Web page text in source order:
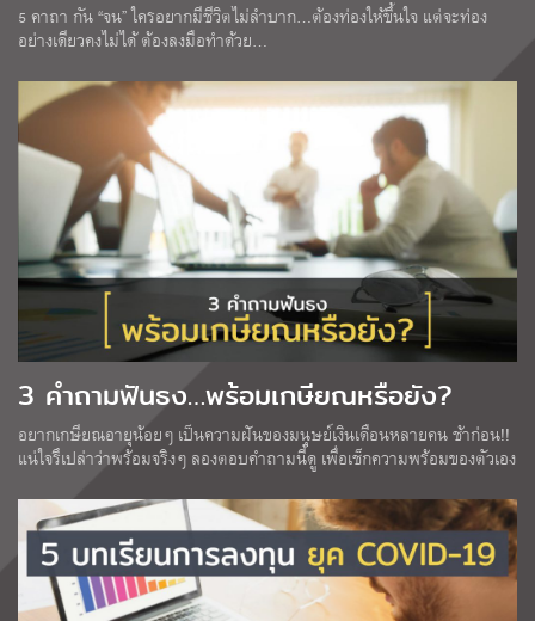
5 คาถา กัน “จน” ใครอยากมีชีวิตไม่ลำบาก…ต้องท่องให้ขึ้นใจ แต่จะท่อง
อย่างเดียวคงไม่ได้ ต้องลงมือทำด้วย…
3 คำถามฟันธง…พร้อมเกษียณหรือยัง?
อยากเกษียณอายุน้อยๆ เป็นความฝันของมนุษย์เงินเดือนหลายคน ช้าก่อน!!
แน่ใจรึเปล่าว่าพร้อมจริงๆ ลองตอบคำถามนี้ดู เพื่อเช็กความพร้อมของตัวเอง